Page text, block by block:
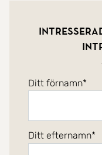
Ditt förnamn
Ditt efternamn